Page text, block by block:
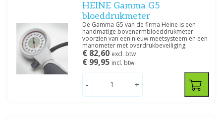
Afmetingen
Small child(1)
Extra Small
Small(2)
HEINE Gamma G5
bloeddrukmeter
De Gamma G5 van de firma Heine is een
handmatige bovenarmbloeddrukmeter
voorzien van een nieuw meetsysteem en een
manometer met overdrukbeveiliging.
€ 82,60 excl. btw
€ 99,95 incl. btw
- +